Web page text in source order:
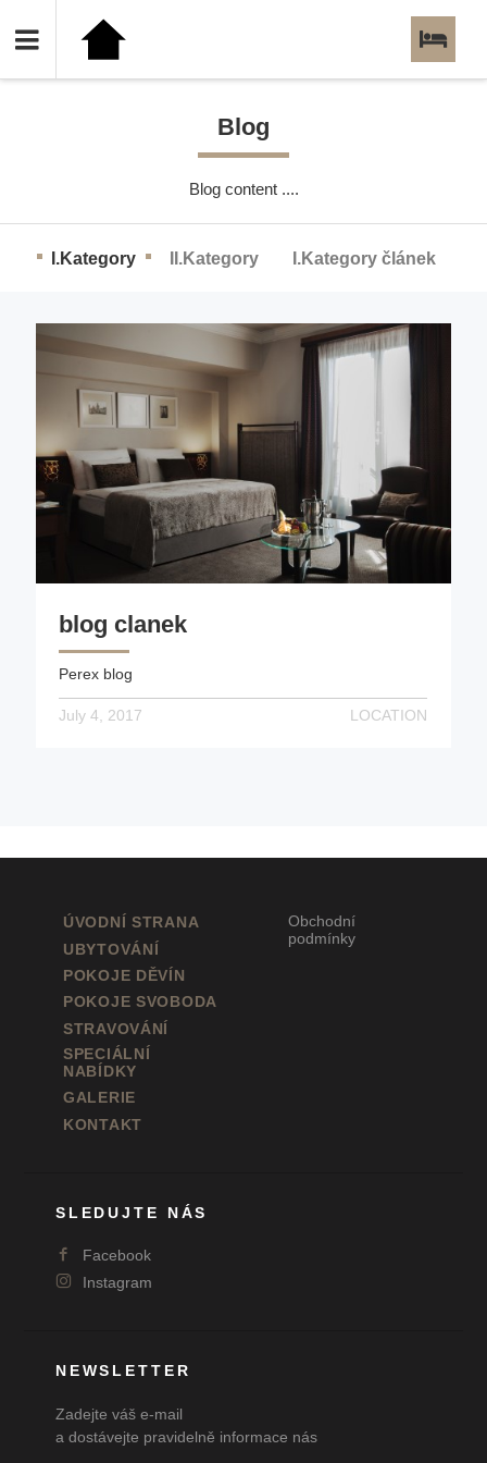
Blog
Blog content ....
I.Kategory II.Kategory I.Kategory článek
blog clanek
Perex blog
July 4, 2017 LOCATION
ÚVODNÍ STRANA
UBYTOVÁNÍ
POKOJE DĚVÍN
POKOJE SVOBODA
STRAVOVÁNÍ
SPECIÁLNÍ
NABÍDKY
GALERIE
KONTAKT
Obchodní
podmínky
SLEDUJTE NÁS
Facebook
Instagram
NEWSLETTER
Zadejte váš e-mail
a dostávejte pravidelně informace nás